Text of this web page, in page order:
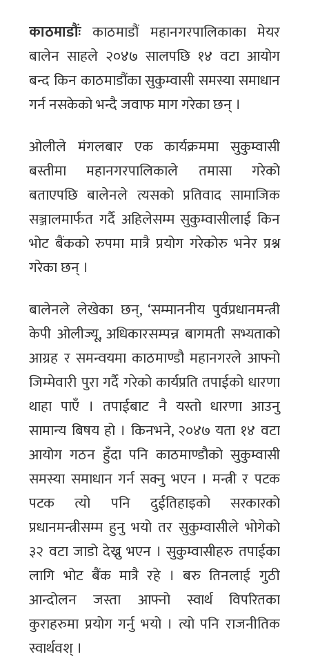
काठमाडौंः काठमाडौं महानगरपालिकाका मेयर
बालेन साहले २०४७ सालपछि १४ वटा आयोग
बन्द किन काठमाडौंका सुकुम्वासी समस्या समाधान
गर्न नसकेको भन्दै जवाफ माग गरेका छन् ।
ओलीले मंगलबार एक कार्यक्रममा सुकुम्वासी
बस्तीमा महानगरपालिकाले तमासा गरेको
बताएपछि बालेनले त्यसको प्रतिवाद सामाजिक
सञ्जालमार्फत गर्दै अहिलेसम्म सुकुम्वासीलाई किन
भोट बैंकको रुपमा मात्रै प्रयोग गरेकोरु भनेर प्रश्न
गरेका छन् ।
बालेनले लेखेका छन्, ‘सम्माननीय पुर्वप्रधानमन्त्री
केपी ओलीज्यू, अधिकारसम्पन्न बागमती सभ्यताको
आग्रह र समन्वयमा काठमाण्डौ महानगरले आफ्नो
जिम्मेवारी पुरा गर्दै गरेको कार्यप्रति तपाईको धारणा
थाहा पाएँ । तपाईबाट नै यस्तो धारणा आउनु
सामान्य बिषय हो । किनभने, २०४७ यता १४ वटा
आयोग गठन हुँदा पनि काठमाण्डौको सुकुम्वासी
समस्या समाधान गर्न सक्नु भएन । मन्त्री र पटक
पटक त्यो पनि दुईतिहाइको सरकारको
प्रधानमन्त्रीसम्म हुनु भयो तर सुकुम्वासीले भोगेको
३२ वटा जाडो देख्नु भएन । सुकुम्वासीहरु तपाईका
लागि भोट बैंक मात्रै रहे । बरु तिनलाई गुठी
आन्दोलन जस्ता आफ्नो स्वार्थ विपरितका
कुराहरुमा प्रयोग गर्नु भयो । त्यो पनि राजनीतिक
स्वार्थवश् ।